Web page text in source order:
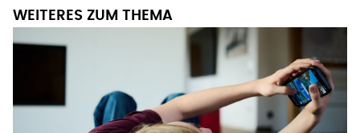
WEITERES ZUM THEMA